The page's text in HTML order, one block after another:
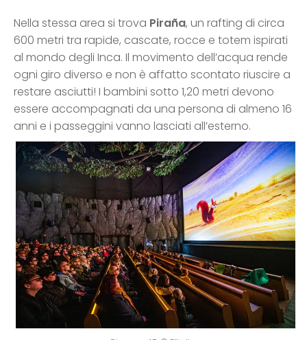
Nella stessa area si trova Piraña, un rafting di circa
600 metri tra rapide, cascate, rocce e totem ispirati
al mondo degli Inca. Il movimento dell’acqua rende
ogni giro diverso e non è affatto scontato riuscire a
restare asciutti! I bambini sotto 1,20 metri devono
essere accompagnati da una persona di almeno 16
anni e i passeggini vanno lasciati all’esterno.